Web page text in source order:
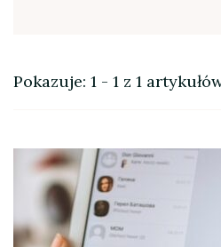
Pokazuje: 1 - 1 z 1